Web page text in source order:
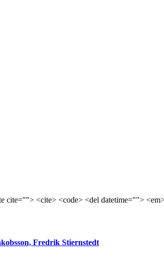
<cite> <code> <del datetime="">
Fredrik Stiernstedt